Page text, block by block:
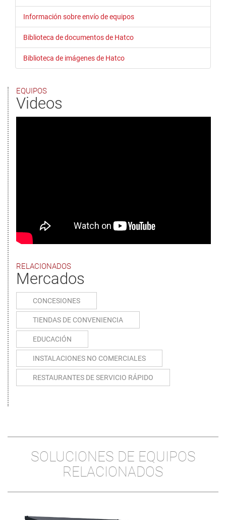
Información sobre envío de equipos
Biblioteca de documentos de Hatco
Biblioteca de imágenes de Hatco
EQUIPOS
Videos
RELACIONADOS
Mercados
CONCESIONES
TIENDAS DE CONVENIENCIA
EDUCACIÓN
INSTALACIONES NO COMERCIALES
RESTAURANTES DE SERVICIO RÁPIDO
SOLUCIONES DE EQUIPOS
RELACIONADOS